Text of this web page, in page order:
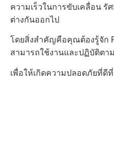
ความเร็วในการขับเคลื่อน รั
ต่างกันออกไป
โดยสิ่งสำคัญคือคุณต้องรู้จัก
สามารถใช้งานและปฏิบัติตา
เพื่อให้เกิดความปลอดภัยที่ดี